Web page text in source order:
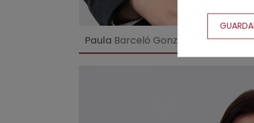
Paula Barceló González